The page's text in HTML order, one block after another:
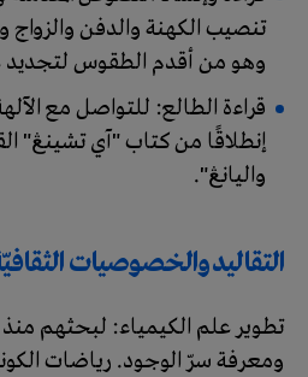
تنصيب الكهنة والدفن
وهو من أقدم الطقوس لتجديد
قراءة الطالع: للتواصل مع
إنطلاقًا من كتاب "آي تشينڠ"
واليانڠ".
التقاليد والخصوصيات
تطوير علم الكيمياء: لبحثهم
ومعرفة سرّ الوجود. رياضات